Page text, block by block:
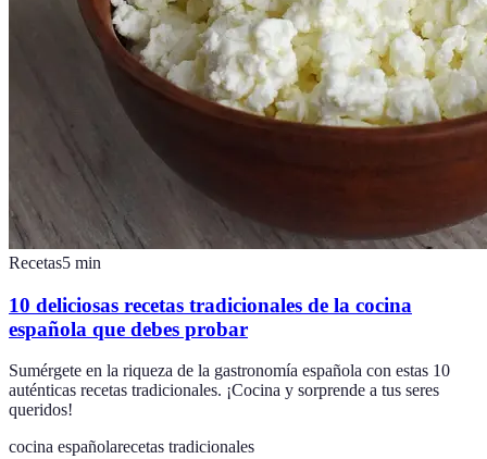
Recetas5 min
10 deliciosas recetas tradicionales de la cocina
española que debes probar
Sumérgete en la riqueza de la gastronomía española con estas 10
auténticas recetas tradicionales. ¡Cocina y sorprende a tus seres
queridos!
cocina españolarecetas tradicionales